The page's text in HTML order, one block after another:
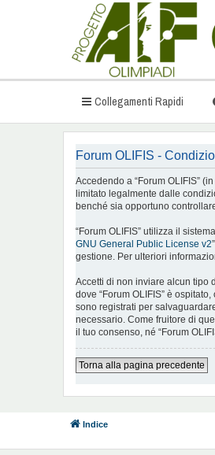
Collegamenti Rapidi
Forum OLIFIS -
Accedendo a “Forum OLIFIS”
limitato legalmente dalle
benché sia opportuno
“Forum OLIFIS” utilizza il
GNU General Public License v2
gestione. Per ulteriori
Accetti di non inviare alcun tipo
dove “Forum OLIFIS” è
sono registrati per
necessario. Come fruitore di
il tuo consenso, né “Forum
Torna alla pagina precedente
Indice